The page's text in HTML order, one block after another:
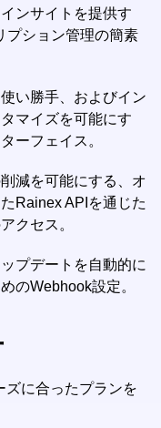
ンサイトを提供す
プション管理の簡素
い勝手、およびイン
マイズを可能にす
ーフェイス。
減を可能にする、オ
Rainex APIを通じた
クセス。
プデートを自動的に
のWebhook設定。
ズに合ったプランを